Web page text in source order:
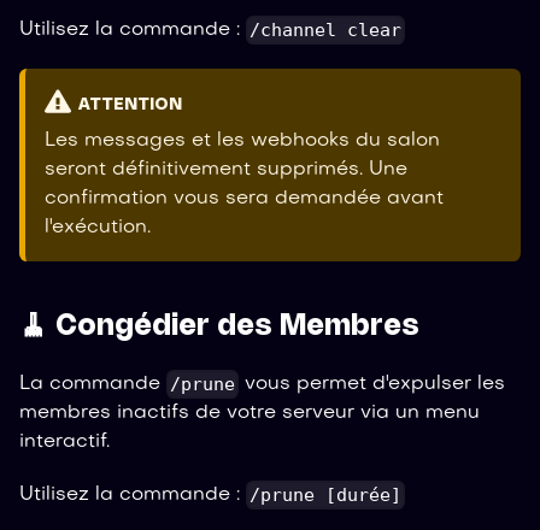
Utilisez la commande : /channel clear
ATTENTION
Les messages et les webhooks du salon
seront définitivement supprimés. Une
confirmation vous sera demandée avant
l'exécution.
🧹 Congédier des Membres
La commande /prune vous permet d'expulser les
membres inactifs de votre serveur via un menu
interactif.
Utilisez la commande : /prune [durée]